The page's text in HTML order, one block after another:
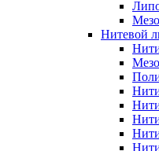
Нитевой